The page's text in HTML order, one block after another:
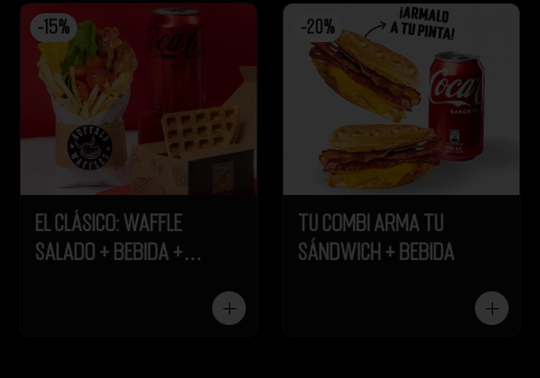
- 15%
El Clásico: Waffle
Salado + Bebida +
-20 %
Tu Combi Arma tu
Sándwich + Bebida